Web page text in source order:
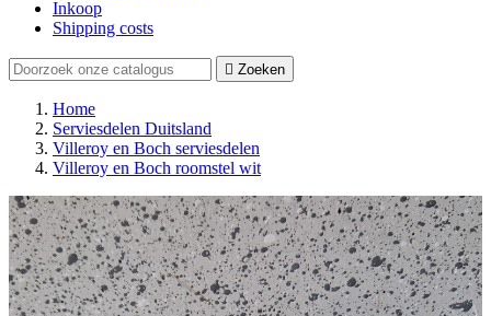
Inkoop
Shipping costs
 Zoeken
Home
Serviesdelen Duitsland
Villeroy en Boch serviesdelen
Villeroy en Boch roomstel wit